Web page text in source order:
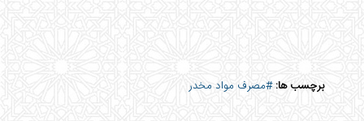
برچسب ها:#مصرف مواد مخدر